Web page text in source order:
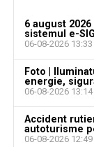
Locuri
august
vacante
Locuri
august
vacante
Locuri
2026.
6 august
sistemul e-
06-08-2026 13:33
Foto |
energie,
06-08-2026 13:14
Accident
autoturisme
06-08-2026 12:49